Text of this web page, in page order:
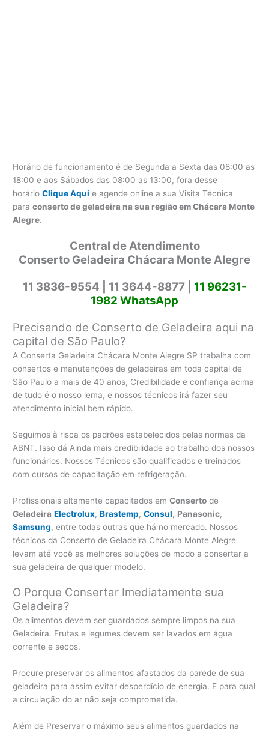
Horário de funcionamento é de Segunda a Sexta das 08:00 as
18:00 e aos Sábados das 08:00 as 13:00, fora desse
horárioClique Aqui e agende online a sua Visita Técnica
paraconserto de geladeira na sua região em Chácara Monte
Alegre.
Central de Atendimento
Conserto Geladeira Chácara Monte Alegre
11 3836-9554 | 11 3644-8877 | 11 96231-
1982 WhatsApp
Precisando de Conserto de Geladeira aqui na
capital de São Paulo?
A Conserta Geladeira Chácara Monte Alegre SP trabalha com
consertos e manutenções de geladeiras em toda capital de
São Paulo a mais de 40 anos, Credibilidade e confiança acima
de tudo é o nosso lema, e nossos técnicos irá fazer seu
atendimento inicial bem rápido.
Seguimos à risca os padrões estabelecidos pelas normas da
ABNT. Isso dá Ainda mais credibilidade ao trabalho dos nossos
funcionários. Nossos Técnicos são qualificados e treinados
com cursos de capacitação em refrigeração.
Profissionais altamente capacitados emConserto de
Geladeira Electrolux,Brastemp,Consul, Panasonic,
Samsung, entre todas outras que há no mercado. Nossos
técnicos da Conserto de Geladeira Chácara Monte Alegre
levam até você as melhores soluções de modo a consertar a
sua geladeira de qualquer modelo.
O Porque Consertar Imediatamente sua
Geladeira?
Os alimentos devem ser guardados sempre limpos na sua
Geladeira. Frutas e legumes devem ser lavados em água
corrente e secos.
Procure preservar os alimentos afastados da parede de sua
geladeira para assim evitar desperdício de energia. E para qual
a circulação do ar não seja comprometida.
Além de Preservar o máximo seus alimentos guardados na